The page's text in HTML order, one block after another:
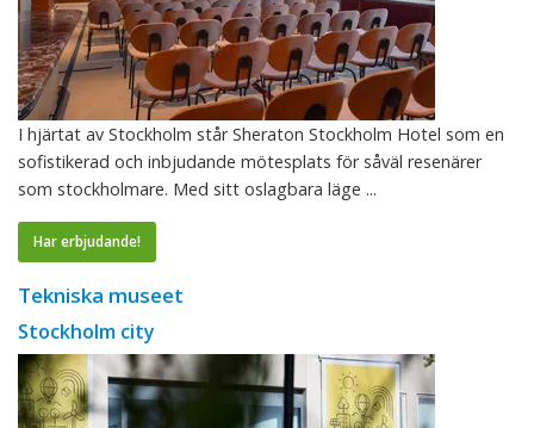
I hjärtat av Stockholm står Sheraton Stockholm Hotel som en
sofistikerad och inbjudande mötesplats för såväl resenärer
som stockholmare. Med sitt oslagbara läge ...
Har erbjudande!
Tekniska museet
Stockholm city